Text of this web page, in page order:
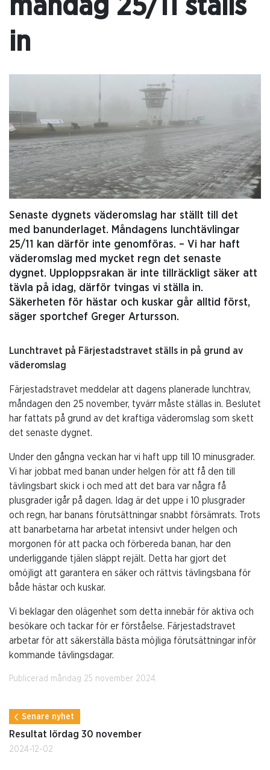
måndag 25/11 ställs
in
Senaste dygnets väderomslag har ställt till det
med banunderlaget. Måndagens lunchtävlingar
25/11 kan därför inte genomföras. – Vi har haft
väderomslag med mycket regn det senaste
dygnet. Upploppsrakan är inte tillräckligt säker att
tävla på idag, därför tvingas vi ställa in.
Säkerheten för hästar och kuskar går alltid först,
säger sportchef Greger Artursson.
Lunchtravet på Färjestadstravet ställs in på grund av
väderomslag
Färjestadstravet meddelar att dagens planerade lunchtrav,
måndagen den 25 november, tyvärr måste ställas in. Beslutet
har fattats på grund av det kraftiga väderomslag som skett
det senaste dygnet.
Under den gångna veckan har vi haft upp till 10 minusgrader.
Vi har jobbat med banan under helgen för att få den till
tävlingsbart skick i och med att det bara var några få
plusgrader igår på dagen. Idag är det uppe i 10 plusgrader
och regn, har banans förutsättningar snabbt försämrats. Trots
att banarbetarna har arbetat intensivt under helgen och
morgonen för att packa och förbereda banan, har den
underliggande tjälen släppt rejält. Detta har gjort det
omöjligt att garantera en säker och rättvis tävlingsbana för
både hästar och kuskar.
Vi beklagar den olägenhet som detta innebär för aktiva och
besökare och tackar för er förståelse. Färjestadstravet
arbetar för att säkerställa bästa möjliga förutsättningar inför
kommande tävlingsdagar.
Publicerad måndag 25 november 2024.
Senare nyhet
Resultat lördag 30 november
2024-12-02